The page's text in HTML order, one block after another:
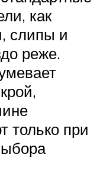
как
слипы и
реже.
только при